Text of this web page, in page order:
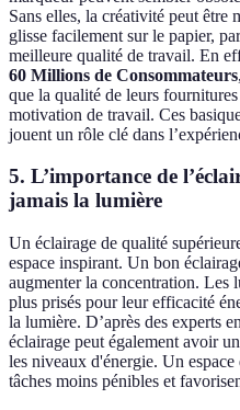
Sans elles, la créativité peut
glisse facilement sur le papier,
meilleure qualité de travail. En
60 Millions de Consommateurs
que la qualité de leurs
motivation de travail. Ces
jouent un rôle clé dans
5. L’importance de
jamais la lumière
Un éclairage de qualité
espace inspirant. Un bon
augmenter la concentration. Les
plus prisés pour leur efficacité
la lumière. D’après des experts
éclairage peut également avoir
les niveaux d'énergie. Un
tâches moins pénibles et